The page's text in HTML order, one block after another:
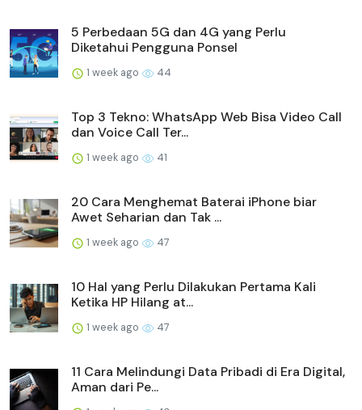
5 Perbedaan 5G dan 4G yang Perlu
Diketahui Pengguna Ponsel
1 week ago 44
Top 3 Tekno: WhatsApp Web Bisa Video Call
dan Voice Call Ter...
1 week ago 41
20 Cara Menghemat Baterai iPhone biar
Awet Seharian dan Tak ...
1 week ago 47
10 Hal yang Perlu Dilakukan Pertama Kali
Ketika HP Hilang at...
1 week ago 47
11 Cara Melindungi Data Pribadi di Era Digital,
Aman dari Pe...